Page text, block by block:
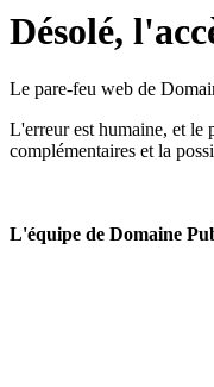
Désolé,
Le pare-feu web de
L'erreur est humaine, et le
complémentaires et la
L'équipe de Domaine